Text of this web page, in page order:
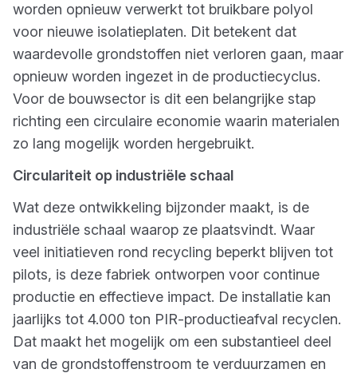
worden opnieuw verwerkt tot bruikbare polyol
voor nieuwe isolatieplaten. Dit betekent dat
waardevolle grondstoffen niet verloren gaan, maar
opnieuw worden ingezet in de productiecyclus.
Voor de bouwsector is dit een belangrijke stap
richting een circulaire economie waarin materialen
zo lang mogelijk worden hergebruikt.
Circulariteit op industriële schaal
Wat deze ontwikkeling bijzonder maakt, is de
industriële schaal waarop ze plaatsvindt. Waar
veel initiatieven rond recycling beperkt blijven tot
pilots, is deze fabriek ontworpen voor continue
productie en effectieve impact. De installatie kan
jaarlijks tot 4.000 ton PIR-productieafval recyclen.
Dat maakt het mogelijk om een substantieel deel
van de grondstoffenstroom te verduurzamen en